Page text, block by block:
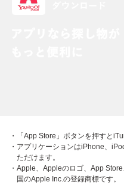
・「App Store」ボタンを押すと
・アプリケーションはiPhone、
ただけます。
・Apple、Appleのロゴ、App
国のApple Inc.の登録商標です。